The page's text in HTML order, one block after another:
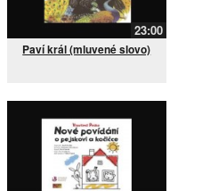
23:00
Paví král (mluvené slovo)